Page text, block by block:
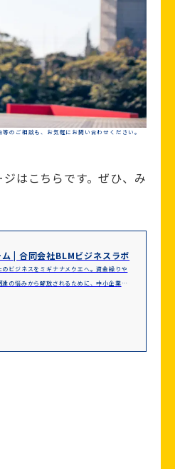
のご相談も、お気軽にお問い合わせください。
はこちらです。ぜひ、み
ム | 合同会社BLMビジネスラボ
のビジネスをミギナナメウエへ。資金繰りや
達の悩みから解放されるために、中小企業診